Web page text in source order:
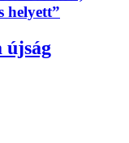
helyett”
újság